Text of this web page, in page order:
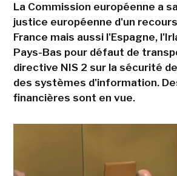
La Commission européenne a
justice européenne d'un
France mais aussi l'Espagne,
Pays-Bas pour défaut de
directive NIS 2 sur la sécurité
des systèmes d'information.
financières sont en vue.